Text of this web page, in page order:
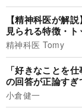
【精神科医が解
見られる特徴・ト
精神科医 Tomy
「好きなことを
の回答が正論す
小倉健一